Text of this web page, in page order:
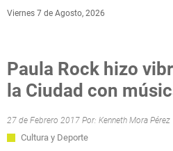
Viernes 7 de Agosto, 2026
Paula Rock hizo
la Ciudad con
27 de Febrero 2017 Por: Kenneth Mora Pérez
Cultura y Deporte